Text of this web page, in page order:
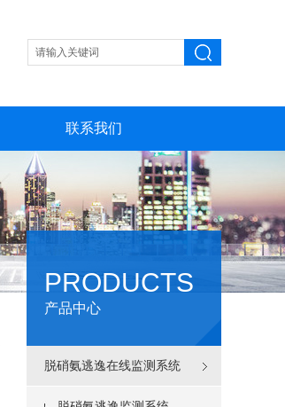
联系我们
PRODUCTS
产品中心
脱硝氨逃逸在线监测系统